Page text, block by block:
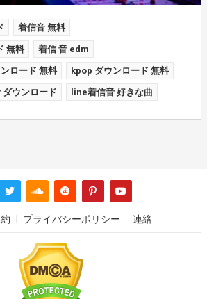
着信音 無料
無料 着信 音 edm
ロード 無料 kpop ダウンロード 無料
ウンロード line着信音 好きな曲
プライバシーポリシー 連絡